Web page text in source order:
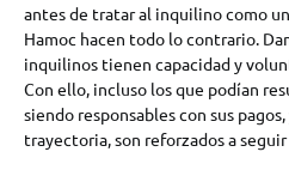
antes de tratar al inquilino como
Hamoc hacen todo lo contrario.
inquilinos tienen capacidad y
Con ello, incluso los que podían
siendo responsables con sus
trayectoria, son reforzados a